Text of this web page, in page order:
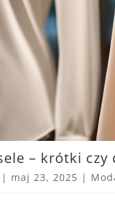
– krótki czy
| maj 23, 2025 |